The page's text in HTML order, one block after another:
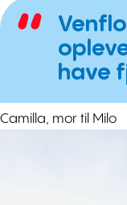
have
Camilla, mor til Milo